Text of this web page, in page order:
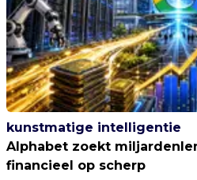
kunstmatige intelligentie
Alphabet zoekt
financieel op scherp